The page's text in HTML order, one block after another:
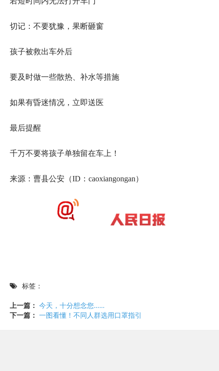
切记：不要犹豫，果断砸窗
孩子被救出车外后
要及时做一些散热、补水等措施
如果有昏迷情况，立即送医
最后提醒
千万不要将孩子单独留在车上！
来源：曹县公安（ID：caoxiangongan）
标签：
上一篇： 今天，十分想念您……
下一篇： 一图看懂！不同人群选用口罩指引